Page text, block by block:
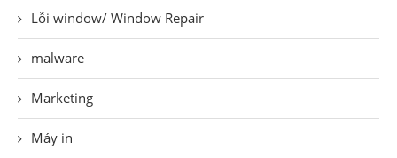
Lỗi window/ Window Repair
malware
Marketing
Máy in